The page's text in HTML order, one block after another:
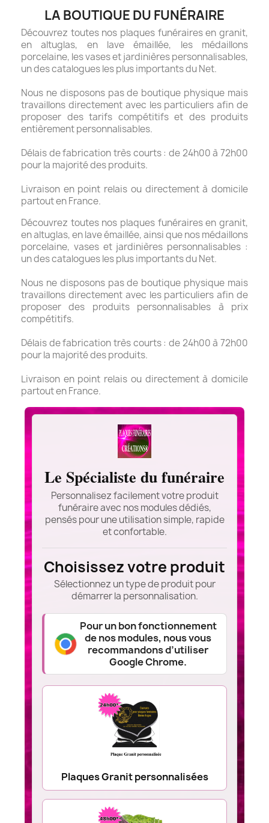
LA BOUTIQUE DU FUNÉRAIRE
Découvrez toutes nos plaques funéraires en granit,
en altuglas, en lave émaillée, les médaillons
porcelaine, les vases et jardinières personnalisables,
un des catalogues les plus importants du Net.
Nous ne disposons pas de boutique physique mais
travaillons directement avec les particuliers afin de
proposer des tarifs compétitifs et des produits
entièrement personnalisables.
Délais de fabrication très courts : de 24h00 à 72h00
pour la majorité des produits.
Livraison en point relais ou directement à domicile
partout en France.
Découvrez toutes nos plaques funéraires en granit,
en altuglas, en lave émaillée, ainsi que nos médaillons
porcelaine, vases et jardinières personnalisables :
un des catalogues les plus importants du Net.
Nous ne disposons pas de boutique physique mais
travaillons directement avec les particuliers afin de
proposer des produits personnalisables à prix
compétitifs.
Délais de fabrication très courts : de 24h00 à 72h00
pour la majorité des produits.
Livraison en point relais ou directement à domicile
partout en France.
Le Spécialiste du funéraire
Personnalisez facilement votre produit
funéraire avec nos modules dédiés,
pensés pour une utilisation simple, rapide
et confortable.
Choisissez votre produit
Sélectionnez un type de produit pour
démarrer la personnalisation.
Pour un bon fonctionnement
de nos modules, nous vous
recommandons d’utiliser
Google Chrome.
Plaques Granit personnalisées